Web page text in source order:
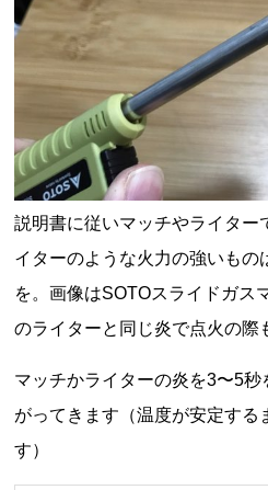
説明書に従いマッチやライター
イターのような火力の強いもの
を。画像はSOTOスライドガス
のライターと同じ炎で点火の際
マッチかライターの炎を3〜5秒
がってきます（温度が安定する
す）